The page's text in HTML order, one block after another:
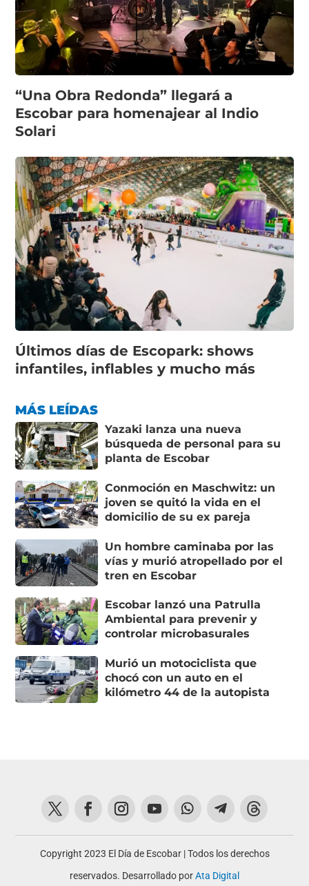
“Una Obra Redonda” llegará a
Escobar para homenajear al Indio
Solari
Últimos días de Escopark: shows
infantiles, inflables y mucho más
MÁS LEÍDAS
Yazaki lanza una nueva
búsqueda de personal para su
planta de Escobar
Conmoción en Maschwitz: un
joven se quitó la vida en el
domicilio de su ex pareja
Un hombre caminaba por las
vías y murió atropellado por el
tren en Escobar
Escobar lanzó una Patrulla
Ambiental para prevenir y
controlar microbasurales
Murió un motociclista que
chocó con un auto en el
kilómetro 44 de la autopista
Copyright 2023 El Día de Escobar | Todos los derechos
reservados. Desarrollado porAta Digital